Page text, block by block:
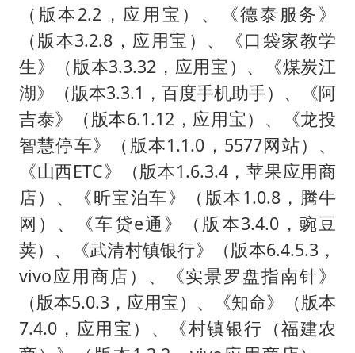
（版本2.2，应用宝）、《德泰服务》
（版本3.2.8，应用宝）、《口袋家教学
生》（版本3.3.32，应用宝）、《煤炭江
湖》（版本3.3.1，百度手机助手）、《阿
吉泰》（版本6.1.12，应用宝）、《龙投
智慧停车》（版本1.1.0，5577网站）、
《山西ETC》（版本1.6.3.4，苹果应用商
店）、《昕宝泊车》（版本1.0.8，腾牛
网）、《车贷e通》（版本3.4.0，豌豆
荚）、《武清村镇银行》（版本6.4.5.3，
vivo应用商店）、《实景罗盘指南针》
（版本5.0.3，应用宝）、《知命》（版本
7.4.0，应用宝）、《村镇银行（福建农